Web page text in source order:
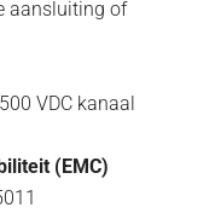
aansluiting of
VDC kanaal
(EMC)